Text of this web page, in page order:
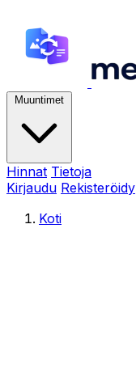
Muuntimet
Hinnat Tietoja
Kirjaudu Rekisteröidy
Koti